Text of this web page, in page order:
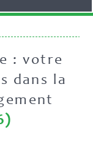
: votre
dans la